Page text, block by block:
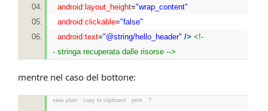
android:layout_height="wrap_content"
android:clickable="false"
android:text="@string/hello_header" /> <!-
- stringa recuperata dalle risorse -->
mentre nel caso del bottone:
view plain copy to clipboard print ?